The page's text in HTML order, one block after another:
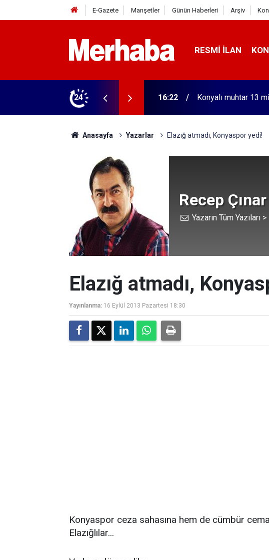
E-Gazete Manşetler Günün Haberleri Arşiv
RESMI İLAN
24 16:04 Konyasporlu
Anasayfa Yazarlar Elazığ atmadı, Konyaspor yedi!
Recep Çınar
Yazarın Tüm Yazıları >
Elazığ atmadı,
Yayınlanma: 16 Eylül 2013 Pazartesi 18:30
Konyaspor ceza sahasına hem de cümbür
Elazığlılar...